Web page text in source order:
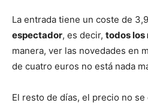
La entrada tiene un coste de
espectador, es decir, todos los
manera, ver las novedades en
de cuatro euros no está nada
El resto de días, el precio no